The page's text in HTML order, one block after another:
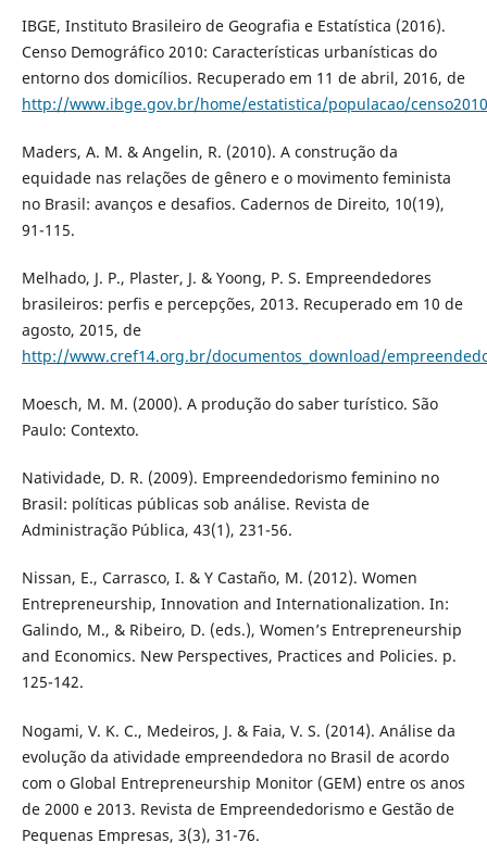
IBGE, Instituto Brasileiro de Geografia e Estatística (2016).
Censo Demográfico 2010: Características urbanísticas do
entorno dos domicílios. Recuperado em 11 de abril, 2016, de
http://www.ibge.gov.br/home/estatistica/populacao/
Maders, A. M. & Angelin, R. (2010). A construção da
equidade nas relações de gênero e o movimento feminista
no Brasil: avanços e desafios. Cadernos de Direito, 10(19),
91-115.
Melhado, J. P., Plaster, J. & Yoong, P. S. Empreendedores
brasileiros: perfis e percepções, 2013. Recuperado em 10 de
agosto, 2015, de
http://www.cref14.org.br/documentos_download/
Moesch, M. M. (2000). A produção do saber turístico. São
Paulo: Contexto.
Natividade, D. R. (2009). Empreendedorismo feminino no
Brasil: políticas públicas sob análise. Revista de
Administração Pública, 43(1), 231-56.
Nissan, E., Carrasco, I. & Y Castaño, M. (2012). Women
Entrepreneurship, Innovation and Internationalization. In:
Galindo, M., & Ribeiro, D. (eds.), Women’s Entrepreneurship
and Economics. New Perspectives, Practices and Policies. p.
125-142.
Nogami, V. K. C., Medeiros, J. & Faia, V. S. (2014). Análise da
evolução da atividade empreendedora no Brasil de acordo
com o Global Entrepreneurship Monitor (GEM) entre os anos
de 2000 e 2013. Revista de Empreendedorismo e Gestão de
Pequenas Empresas, 3(3), 31-76.